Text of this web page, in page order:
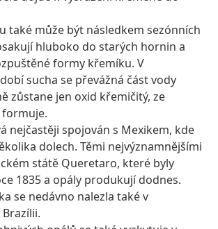
také může být následkem sezónních
hluboko do starých hornin a
formy křemíku. V
sucha se převážná část vody
zůstane jen oxid křemičitý, ze
nejčastěji spojován s Mexikem, kde
dolech. Těmi nejvýznamnějšími
státě Queretaro, které byly
1835 a opály produkují dodnes.
se nedávno nalezla také v